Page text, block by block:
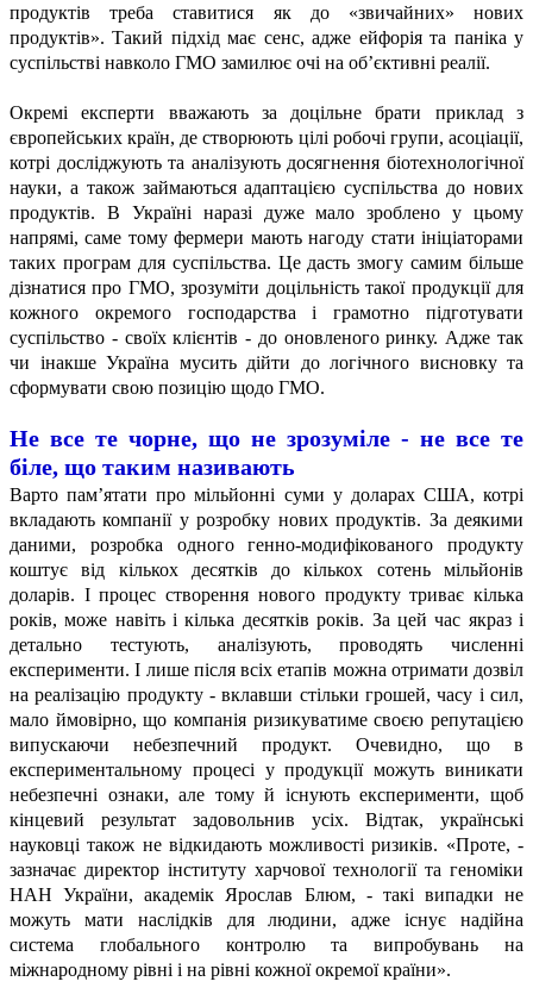
продуктів треба ставитися як до «звичайних» нових
продуктів». Такий підхід має сенс, адже ейфорія та паніка у
суспільстві навколо ГМО замилює очі на об’єктивні реалії.
Окремі експерти вважають за доцільне брати приклад з
європейських країн, де створюють цілі робочі групи, асоціації,
котрі досліджують та аналізують досягнення біотехнологічної
науки, а також займаються адаптацією суспільства до нових
продуктів. В Україні наразі дуже мало зроблено у цьому
напрямі, саме тому фермери мають нагоду стати ініціаторами
таких програм для суспільства. Це дасть змогу самим більше
дізнатися про ГМО, зрозуміти доцільність такої продукції для
кожного окремого господарства і грамотно підготувати
суспільство - своїх клієнтів - до оновленого ринку. Адже так
чи інакше Україна мусить дійти до логічного висновку та
сформувати свою позицію щодо ГМО.
Не все те чорне, що не зрозуміле - не все те
біле, що таким називають
Варто пам’ятати про мільйонні суми у доларах США, котрі
вкладають компанії у розробку нових продуктів. За деякими
даними, розробка одного генно-модифікованого продукту
коштує від кількох десятків до кількох сотень мільйонів
доларів. І процес створення нового продукту триває кілька
років, може навіть і кілька десятків років. За цей час якраз і
детально тестують, аналізують, проводять численні
експерименти. І лише після всіх етапів можна отримати дозвіл
на реалізацію продукту - вклавши стільки грошей, часу і сил,
мало ймовірно, що компанія ризикуватиме своєю репутацією
випускаючи небезпечний продукт. Очевидно, що в
експериментальному процесі у продукції можуть виникати
небезпечні ознаки, але тому й існують експерименти, щоб
кінцевий результат задовольнив усіх. Відтак, українські
науковці також не відкидають можливості ризиків. «Проте, -
зазначає директор інституту харчової технології та геноміки
НАН України, академік Ярослав Блюм, - такі випадки не
можуть мати наслідків для людини, адже існує надійна
система глобального контролюта випробувань на
міжнародному рівні і на рівні кожної окремої країни».